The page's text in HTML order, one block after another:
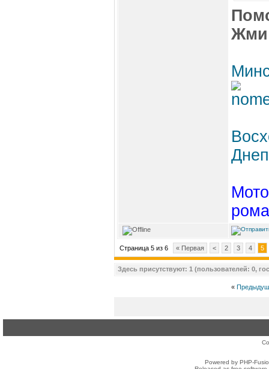
Жми
Страница 5 из 6 « Первая < 2 3 4 5
Здесь присутствуют: 1 (пользователей: 0,
«
Powered by PHP-